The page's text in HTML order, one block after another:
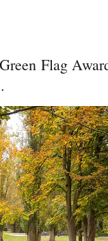
Flag